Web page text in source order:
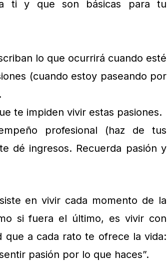
ti y que son básicas para tu
lo que ocurrirá cuando esté
(cuando estoy paseando por
te impiden vivir estas pasiones.
profesional (haz de tus
dé ingresos. Recuerda pasión y
en vivir cada momento de la
si fuera el último, es vivir con
que a cada rato te ofrece la vida:
pasión por lo que haces”.